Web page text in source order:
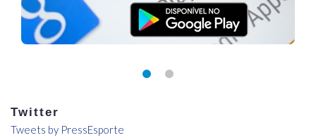
Twitter
Tweets by PressEsporte